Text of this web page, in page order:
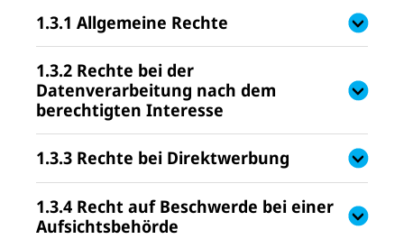
1.3.1 Allgemeine Rechte
1.3.2 Rechte bei der
Datenverarbeitung nach dem
berechtigten Interesse
1.3.3 Rechte bei Direktwerbung
1.3.4 Recht auf Beschwerde bei einer
Aufsichtsbehörde